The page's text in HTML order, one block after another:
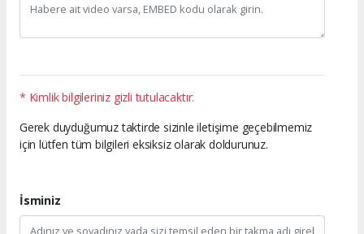
* Kimlik bilgileriniz gizli tutulacaktır.
Gerek duyduğumuz taktirde sizinle iletişime geçebilmemiz
için lütfen tüm bilgileri eksiksiz olarak doldurunuz.
İsminiz